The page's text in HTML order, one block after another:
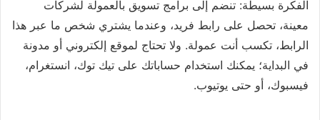
الفكرة بسيطة: تنضم إلى برامج تسويق بالعمولة لشركات
معينة، تحصل على رابط فريد، وعندما يشتري شخص ما عبر هذا
الرابط، تكسب أنت عمولة. ولا تحتاج لموقع إلكتروني أو مدونة
في البداية؛ يمكنك استخدام حساباتك على تيك توك، انستغرام،
فيسبوك، أو حتى يوتيوب.